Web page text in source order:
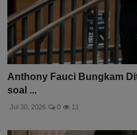
Anthony Fauci Bungkam
soal ...
Jul 30, 2026 0 11